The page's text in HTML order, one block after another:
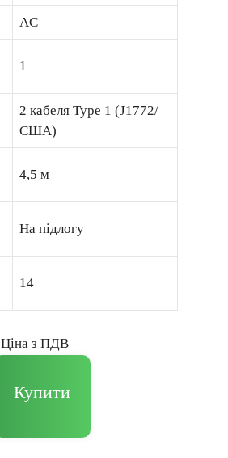
AC
1
2 кабеля Type 1 (J1772/
США)
4,5 м
На підлогу
14
Цiна з ПДВ
Купити